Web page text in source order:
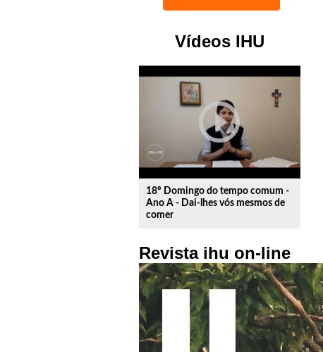
Vídeos IHU
play_circle_outline
18º Domingo do tempo comum -
Ano A - Dai-lhes vós mesmos de
comer
Revista ihu on-line